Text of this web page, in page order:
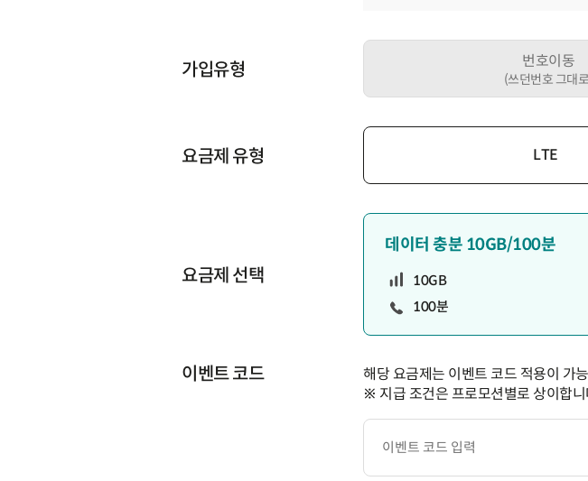
가입유형 번호이동
(쓰던번호 그대
요금제 유형 LTE
요금제 선택
데이터 충분 10GB/100분
10GB
100분
이벤트 코드
해당 요금제는 이벤트 코드 적용이 가
※ 지급 조건은 프로모션별로 상이합
이